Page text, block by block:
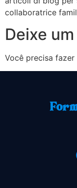
collaboratrice
Deixe
Você precisa fazer